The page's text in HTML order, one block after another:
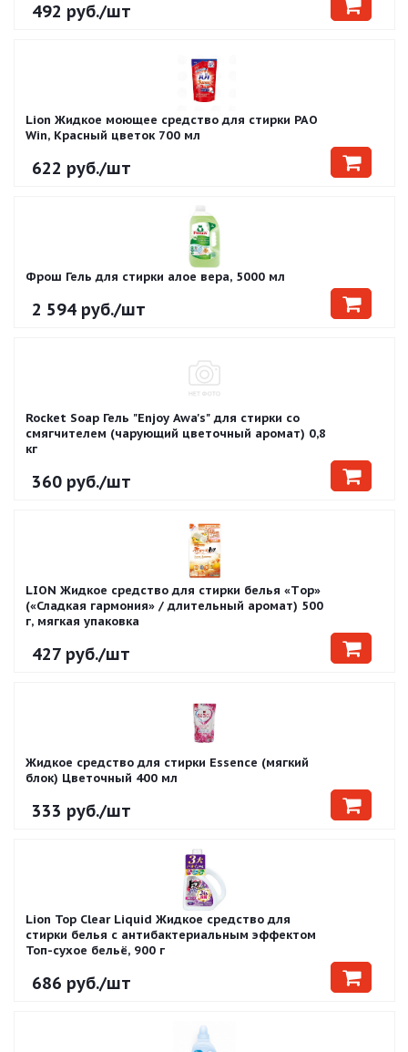
492 руб./шт
Lion Жидкое моющее средство для стирки PAO
Win, Красный цветок 700 мл
622 руб./шт
Фрош Гель для стирки алое вера, 5000 мл
2 594 руб./шт
Rocket Soap Гель "Enjoy Awa's" для стирки со
смягчителем (чарующий цветочный аромат) 0,8
кг
360 руб./шт
LION Жидкое средство для стирки белья «Тop»
(«Сладкая гармония» / длительный аромат) 500
г, мягкая упаковка
427 руб./шт
Жидкое средство для стирки Essence (мягкий
блок) Цветочный 400 мл
333 руб./шт
Lion Top Clear Liquid Жидкое средство для
стирки белья с антибактериальным эффектом
Топ-сухое бельё, 900 г
686 руб./шт